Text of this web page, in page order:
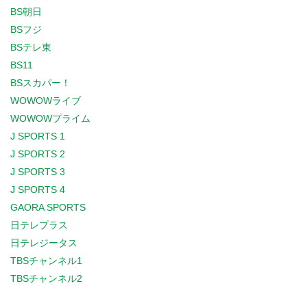
BS朝日
BSフジ
BSテレ東
BS11
BSスカパー！
WOWOWライブ
WOWOWプライム
J SPORTS 1
J SPORTS 2
J SPORTS 3
J SPORTS 4
GAORA SPORTS
日テレプラス
日テレジータス
TBSチャンネル1
TBSチャンネル2